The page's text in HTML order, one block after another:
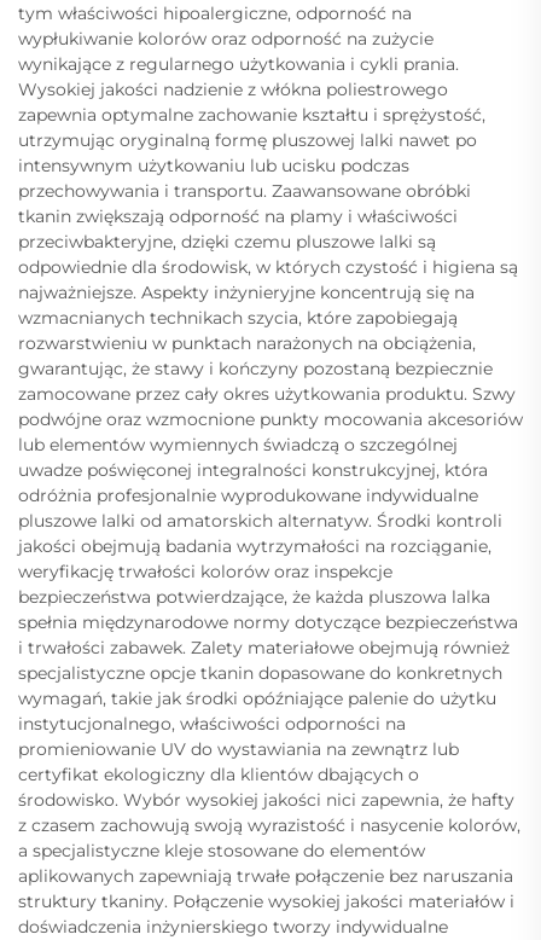
tym właściwości hipoalergiczne, odporność na
wypłukiwanie kolorów oraz odporność na zużycie
wynikające z regularnego użytkowania i cykli prania.
Wysokiej jakości nadzienie z włókna poliestrowego
zapewnia optymalne zachowanie kształtu i sprężystość,
utrzymując oryginalną formę pluszowej lalki nawet po
intensywnym użytkowaniu lub ucisku podczas
przechowywania i transportu. Zaawansowane obróbki
tkanin zwiększają odporność na plamy i właściwości
przeciwbakteryjne, dzięki czemu pluszowe lalki są
odpowiednie dla środowisk, w których czystość i higiena są
najważniejsze. Aspekty inżynieryjne koncentrują się na
wzmacnianych technikach szycia, które zapobiegają
rozwarstwieniu w punktach narażonych na obciążenia,
gwarantując, że stawy i kończyny pozostaną bezpiecznie
zamocowane przez cały okres użytkowania produktu. Szwy
podwójne oraz wzmocnione punkty mocowania akcesoriów
lub elementów wymiennych świadczą o szczególnej
uwadze poświęconej integralności konstrukcyjnej, która
odróżnia profesjonalnie wyprodukowane indywidualne
pluszowe lalki od amatorskich alternatyw. Środki kontroli
jakości obejmują badania wytrzymałości na rozciąganie,
weryfikację trwałości kolorów oraz inspekcje
bezpieczeństwa potwierdzające, że każda pluszowa lalka
spełnia międzynarodowe normy dotyczące bezpieczeństwa
i trwałości zabawek. Zalety materiałowe obejmują również
specjalistyczne opcje tkanin dopasowane do konkretnych
wymagań, takie jak środki opóźniające palenie do użytku
instytucjonalnego, właściwości odporności na
promieniowanie UV do wystawiania na zewnątrz lub
certyfikat ekologiczny dla klientów dbających o
środowisko. Wybór wysokiej jakości nici zapewnia, że hafty
z czasem zachowują swoją wyrazistość i nasycenie kolorów,
a specjalistyczne kleje stosowane do elementów
aplikowanych zapewniają trwałe połączenie bez naruszania
struktury tkaniny. Połączenie wysokiej jakości materiałów i
doświadczenia inżynierskiego tworzy indywidualne